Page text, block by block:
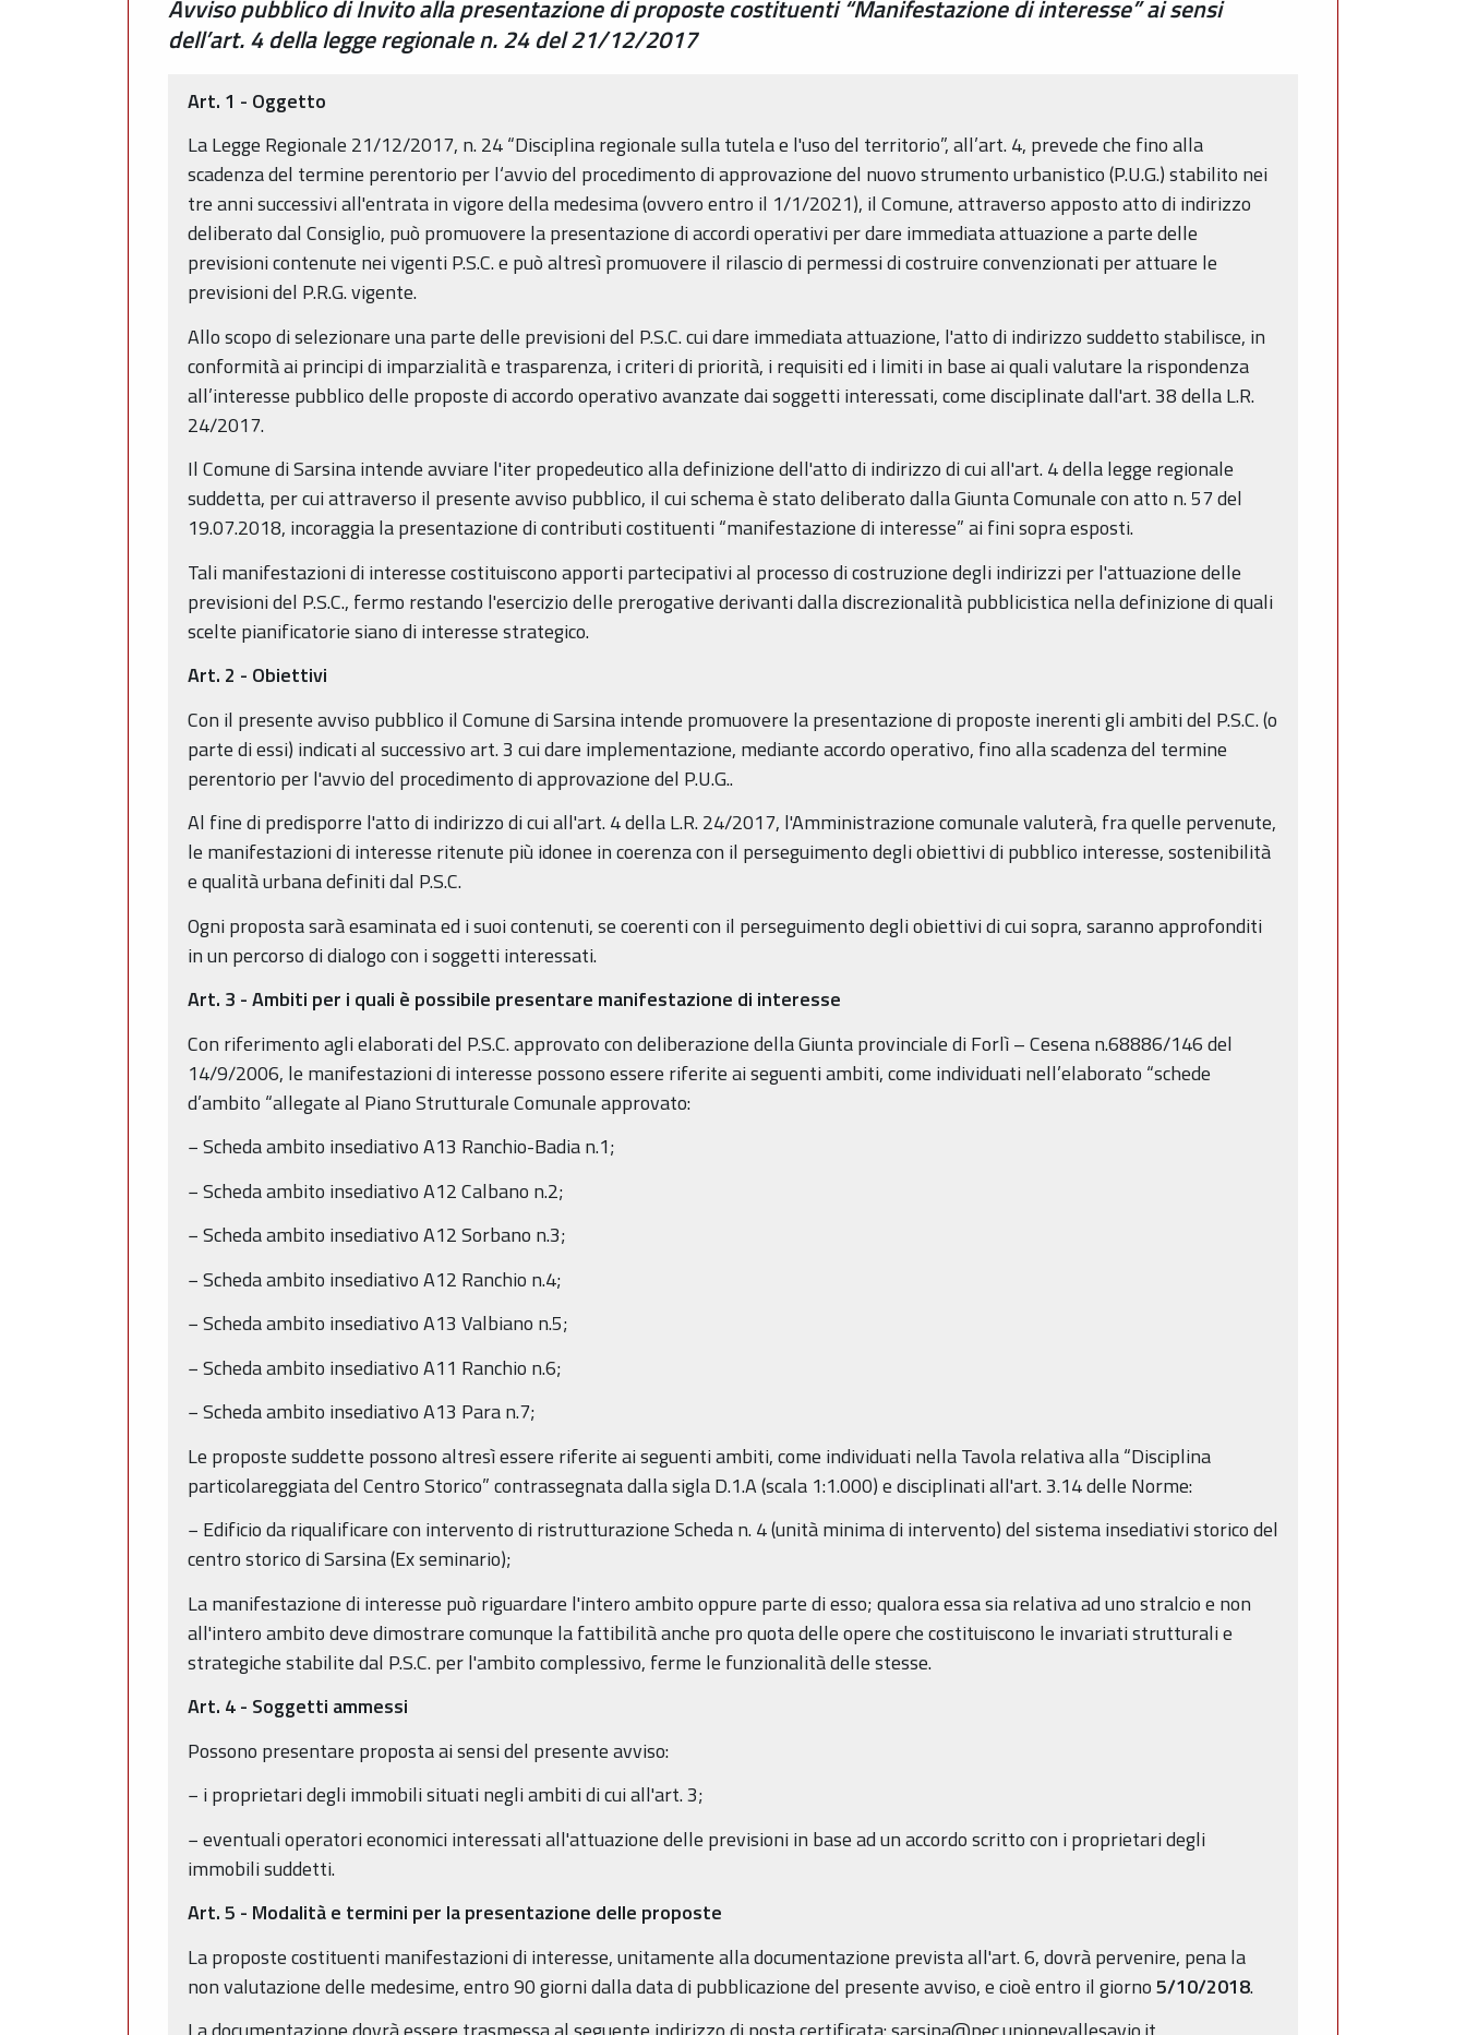
Avviso pubblico di Invito alla presentazione di proposte costituenti “Manifestazione di interesse” ai sensi
dell’art. 4 della legge regionale n. 24 del 21/12/2017
Art. 1 - Oggetto
La Legge Regionale 21/12/2017, n. 24 “Disciplina regionale sulla tutela e l'uso del territorio”, all’art. 4, prevede che fino alla
scadenza del termine perentorio per l‘avvio del procedimento di approvazione del nuovo strumento urbanistico (P.U.G.) stabilito nei
tre anni successivi all'entrata in vigore della medesima (ovvero entro il 1/1/2021), il Comune, attraverso apposto atto di indirizzo
deliberato dal Consiglio, può promuovere la presentazione di accordi operativi per dare immediata attuazione a parte delle
previsioni contenute nei vigenti P.S.C. e può altresì promuovere il rilascio di permessi di costruire convenzionati per attuare le
previsioni del P.R.G. vigente.
Allo scopo di selezionare una parte delle previsioni del P.S.C. cui dare immediata attuazione, l'atto di indirizzo suddetto stabilisce, in
conformità ai principi di imparzialità e trasparenza, i criteri di priorità, i requisiti ed i limiti in base ai quali valutare la rispondenza
all’interesse pubblico delle proposte di accordo operativo avanzate dai soggetti interessati, come disciplinate dall'art. 38 della L.R.
24/2017.
Il Comune di Sarsina intende avviare l'iter propedeutico alla definizione dell'atto di indirizzo di cui all'art. 4 della legge regionale
suddetta, per cui attraverso il presente avviso pubblico, il cui schema è stato deliberato dalla Giunta Comunale con atto n. 57 del
19.07.2018, incoraggia la presentazione di contributi costituenti “manifestazione di interesse” ai fini sopra esposti.
Tali manifestazioni di interesse costituiscono apporti partecipativi al processo di costruzione degli indirizzi per l'attuazione delle
previsioni del P.S.C., fermo restando l'esercizio delle prerogative derivanti dalla discrezionalità pubblicistica nella definizione di quali
scelte pianificatorie siano di interesse strategico.
Art. 2 - Obiettivi
Con il presente avviso pubblico il Comune di Sarsina intende promuovere la presentazione di proposte inerenti gli ambiti del P.S.C. (o
parte di essi) indicati al successivo art. 3 cui dare implementazione, mediante accordo operativo, fino alla scadenza del termine
perentorio per l'avvio del procedimento di approvazione del P.U.G..
Al fine di predisporre l'atto di indirizzo di cui all'art. 4 della L.R. 24/2017, l'Amministrazione comunale valuterà, fra quelle pervenute,
le manifestazioni di interesse ritenute più idonee in coerenza con il perseguimento degli obiettivi di pubblico interesse, sostenibilità
e qualità urbana definiti dal P.S.C.
Ogni proposta sarà esaminata ed i suoi contenuti, se coerenti con il perseguimento degli obiettivi di cui sopra, saranno approfonditi
in un percorso di dialogo con i soggetti interessati.
Art. 3 - Ambiti per i quali è possibile presentare manifestazione di interesse
Con riferimento agli elaborati del P.S.C. approvato con deliberazione della Giunta provinciale di Forlì – Cesena n.68886/146 del
14/9/2006, le manifestazioni di interesse possono essere riferite ai seguenti ambiti, come individuati nell’elaborato “schede
d’ambito “allegate al Piano Strutturale Comunale approvato:
− Scheda ambito insediativo A13 Ranchio-Badia n.1;
− Scheda ambito insediativo A12 Calbano n.2;
− Scheda ambito insediativo A12 Sorbano n.3;
− Scheda ambito insediativo A12 Ranchio n.4;
− Scheda ambito insediativo A13 Valbiano n.5;
− Scheda ambito insediativo A11 Ranchio n.6;
− Scheda ambito insediativo A13 Para n.7;
Le proposte suddette possono altresì essere riferite ai seguenti ambiti, come individuati nella Tavola relativa alla “Disciplina
particolareggiata del Centro Storico” contrassegnata dalla sigla D.1.A (scala 1:1.000) e disciplinati all'art. 3.14 delle Norme:
− Edificio da riqualificare con intervento di ristrutturazione Scheda n. 4 (unità minima di intervento) del sistema insediativi storico del
centro storico di Sarsina (Ex seminario);
La manifestazione di interesse può riguardare l'intero ambito oppure parte di esso; qualora essa sia relativa ad uno stralcio e non
all'intero ambito deve dimostrare comunque la fattibilità anche pro quota delle opere che costituiscono le invariati strutturali e
strategiche stabilite dal P.S.C. per l'ambito complessivo, ferme le funzionalità delle stesse.
Art. 4 - Soggetti ammessi
Possono presentare proposta ai sensi del presente avviso:
− i proprietari degli immobili situati negli ambiti di cui all'art. 3;
− eventuali operatori economici interessati all'attuazione delle previsioni in base ad un accordo scritto con i proprietari degli
immobili suddetti.
Art. 5 - Modalità e termini per la presentazione delle proposte
La proposte costituenti manifestazioni di interesse, unitamente alla documentazione prevista all'art. 6, dovrà pervenire, pena la
non valutazione delle medesime, entro 90 giorni dalla data di pubblicazione del presente avviso, e cioè entro il giorno5/10/2018.